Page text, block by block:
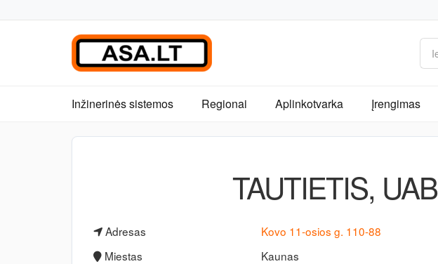
Inžinerinės sistemos Regionai Aplinkotvarka Įrengimas
TAUTIETIS, UAB
Adresas
Kovo 11-osios g. 110-88
Miestas
Kaunas